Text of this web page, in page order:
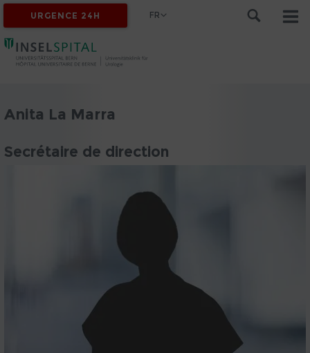
URGENCE 24H FR
Anita La Marra
Secrétaire de direction